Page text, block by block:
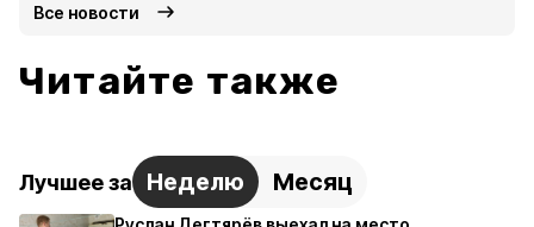
Все новости
Читайте также
Лучшее за Неделю Месяц